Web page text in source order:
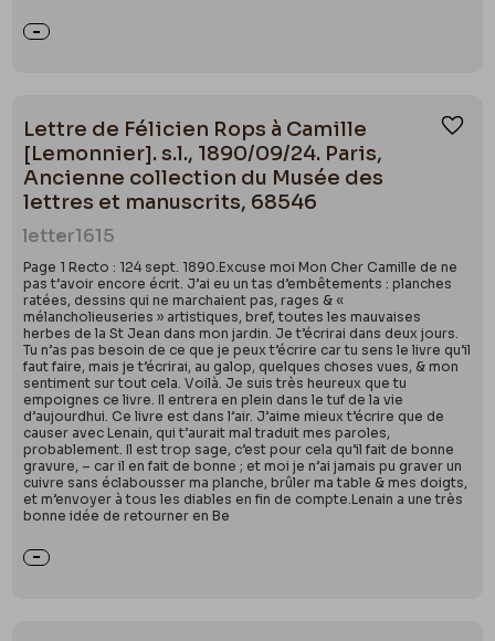
Lettre de Félicien Rops à Camille
[Lemonnier]. s.l., 1890/09/24. Paris,
Ancienne collection du Musée des
lettres et manuscrits, 68546
letter1615
Page 1 Recto : 124 sept. 1890.Excuse moi Mon Cher Camille de ne
pas t’avoir encore écrit. J’ai eu un tas d’embêtements : planches
ratées, dessins qui ne marchaient pas, rages & «
mélancholieuseries » artistiques, bref, toutes les mauvaises
herbes de la St Jean dans mon jardin. Je t’écrirai dans deux jours.
Tu n’as pas besoin de ce que je peux t’écrire car tu sens le livre qu’il
faut faire, mais je t’écrirai, au galop, quelques choses vues, & mon
sentiment sur tout cela. Voilà. Je suis très heureux que tu
empoignes ce livre. Il entrera en plein dans le tuf de la vie
d’aujourdhui. Ce livre est dans l’air. J’aime mieux t’écrire que de
causer avec Lenain, qui t’aurait mal traduit mes paroles,
probablement. Il est trop sage, c’est pour cela qu’il fait de bonne
gravure, – car il en fait de bonne ; et moi je n’ai jamais pu graver un
cuivre sans éclabousser ma planche, brûler ma table & mes doigts,
et m’envoyer à tous les diables en fin de compte.Lenain a une très
bonne idée de retourner en Be